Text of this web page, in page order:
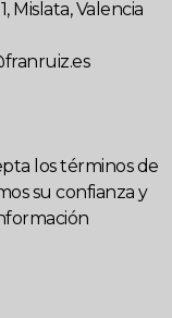
Mislata, Valencia
los términos de
su confianza y